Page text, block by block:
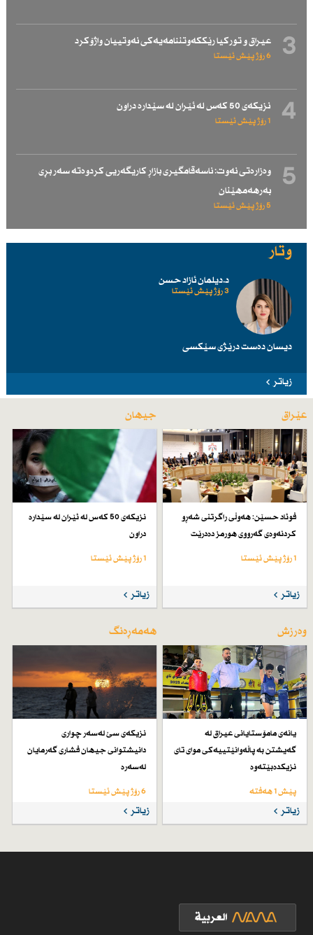
3 عیراق و توركیا رێككەوتننامەیەكی نەوتییان واژۆكرد
6 رۆژ پێش ئێستا
4 نزیكەی 50 كەس لە ئێران لە سێدارە دراون
1 رۆژ پێش ئێستا
5
وەزارەتی نەوت: ناسەقامگیری بازاڕ كاریگەریی كردوەتە سەر بڕی
بەرهەمهێنان
5 رۆژ پێش ئێستا
وتار
د.دیلمان ئازاد حسن
3 رۆژ پێش ئێستا
دیسان دەست درێژی سێكسی
زیاتر
عێراق
فوئاد حسێن: هەوڵی راگرتنی شەڕو
كردنەوەی گەرووی هورمز دەدرێت
1 رۆژ پێش ئێستا
زیاتر
جیهان
نزیكەی 50 كەس لە ئێران لە سێدارە
دراون
1 رۆژ پێش ئێستا
زیاتر
وەرزش
یانەی مامۆستایانی عیراق لە
گەیشتن بە پاڵەوانێتییەكی موای تای
نزیكدەبێتەوە
پێش 1 هەفتە
زیاتر
هەمەڕەنگ
نزیكەی سێ لەسەر چواری
دانیشتوانی جیهان فشاری گەرمایان
لەسەرە
6 رۆژ پێش ئێستا
زیاتر